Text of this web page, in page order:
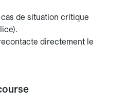
de situation critique
directement le